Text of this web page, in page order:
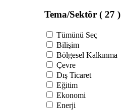
Tema/Sektör ( 27 )
Tümünü Seç
Bilişim
Bölgesel Kalkınma
Çevre
Dış Ticaret
Eğitim
Ekonomi
Enerji